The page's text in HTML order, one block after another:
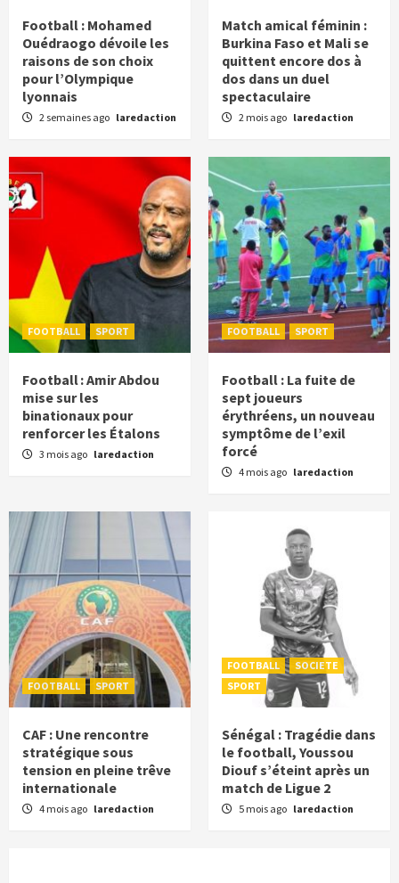
Football : Mohamed
Ouédraogo dévoile les
raisons de son choix
pour l’Olympique
lyonnais
2 semaines ago laredaction
Match amical féminin :
Burkina Faso et Mali se
quittent encore dos à
dos dans un duel
spectaculaire
2 mois ago laredaction
FOOTBALL SPORT
Football : Amir Abdou
mise sur les
binationaux pour
renforcer les Étalons
3 mois ago laredaction
FOOTBALL SPORT
Football : La fuite de
sept joueurs
érythréens, un nouveau
symptôme de l’exil
forcé
4 mois ago laredaction
FOOTBALL SPORT
CAF : Une rencontre
stratégique sous
tension en pleine trêve
internationale
4 mois ago laredaction
FOOTBALL
SOCIETE
SPORT
Sénégal : Tragédie dans
le football, Youssou
Diouf s’éteint après un
match de Ligue 2
5 mois ago laredaction